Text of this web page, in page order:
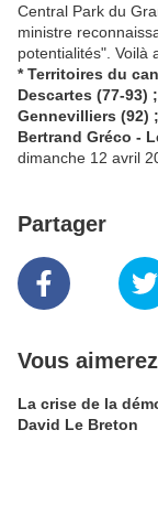
Central Park du
ministre
potentialités". Voilà
* Territoires du
Descartes (77-93)
Gennevilliers (92)
Bertrand Gréco -
dimanche 12 avril
Partager
Vous
La crise de la
David Le Breton